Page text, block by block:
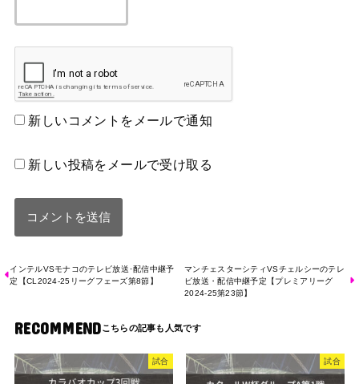
新しいコメントをメールで通知
新しい投稿をメールで受け取る
インテルVSモナコのテレビ放送･配信中継予
定【CL2024-25リーグフェーズ第8節】
マンチェスターシティVSチェルシーのテレ
ビ放送・配信中継予定【プレミアリーグ
2024-25第23節】
RECOMMEND
試合 試合